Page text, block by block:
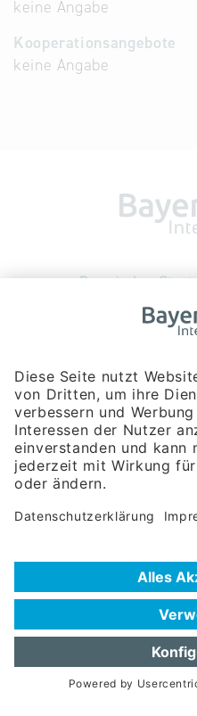
keine Angabe
Kooperationsangebote
keine Angabe
Bayerische Gesellschaft
Rosenheimer Str. 143C
81671 München
Tel:+49 180 5949260
(Festnetz 14 ct/min, Mobil max.
Hotline
Datenschutzerklärung
Nutzungsbedingungen
Häufig gestellte Fragen